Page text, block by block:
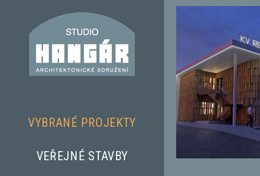
VYBRANÉ PROJEKTY
VEŘEJNÉ STAVBY